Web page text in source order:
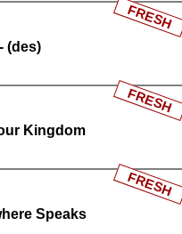
(des)
FRESH
Kingdom
FRESH
Speaks
FRESH